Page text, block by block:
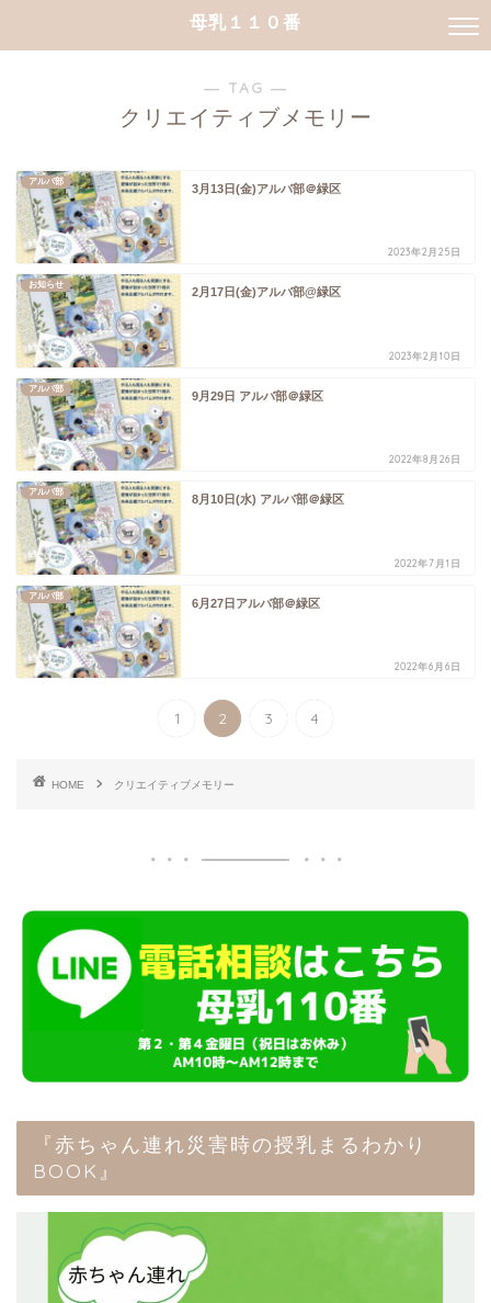
母乳１１０番
― TAG ―
クリエイティブメモリー
アルバ部
3月13日(金)アルバ部＠緑区
2023年2月25日
お知らせ
2月17日(金)アルバ部@緑区
2023年2月10日
アルバ部
9月29日 アルバ部＠緑区
2022年8月26日
アルバ部
8月10日(水) アルバ部＠緑区
2022年7月1日
アルバ部
6月27日アルバ部＠緑区
2022年6月6日
1 2 3 4
HOME クリエイティブメモリー
『赤ちゃん連れ災害時の授乳まるわかり
BOOK』